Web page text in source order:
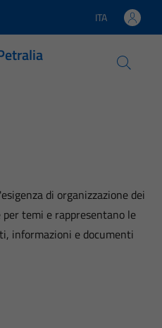
Lingua attiva:
ITA
di organizzazione dei
temi e rappresentano le
informazioni e documenti